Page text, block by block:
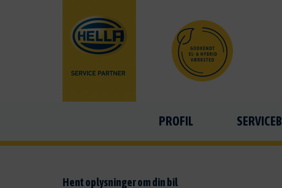
PROFIL
Hent oplysninger om din bil